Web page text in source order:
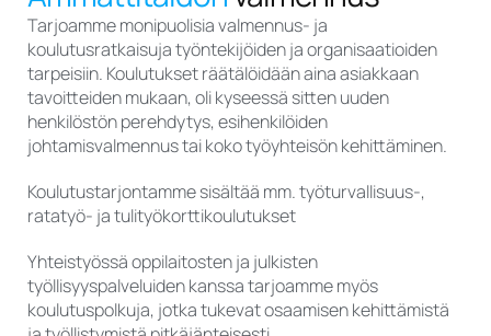
Tarjoamme monipuolisia valmennus- ja
koulutusratkaisuja työntekijöiden ja organisaatioiden
tarpeisiin. Koulutukset räätälöidään aina asiakkaan
tavoitteiden mukaan, oli kyseessä sitten uuden
henkilöstön perehdytys, esihenkilöiden
johtamisvalmennus tai koko työyhteisön kehittäminen.
Koulutustarjontamme sisältää mm. työturvallisuus-,
ratatyö- ja tulityökorttikoulutukset
Yhteistyössä oppilaitosten ja julkisten
työllisyyspalveluiden kanssa tarjoamme myös
koulutuspolkuja, jotka tukevat osaamisen kehittämistä